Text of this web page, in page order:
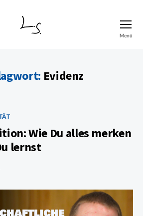
Menü
Evidenz
Wie Du alles merken
lernst